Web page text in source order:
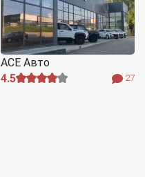
АСЕ Авто
4.5
27